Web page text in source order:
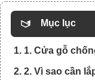
Mục lục
1. 1. Cửa gỗ
2. 2. Vì sao cần